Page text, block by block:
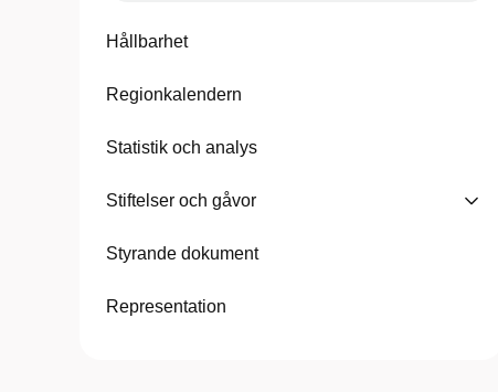
Hållbarhet
Regionkalendern
Statistik och analys
Stiftelser och gåvor
Styrande dokument
Representation